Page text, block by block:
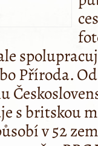
Příroda.
s britskou
v 52